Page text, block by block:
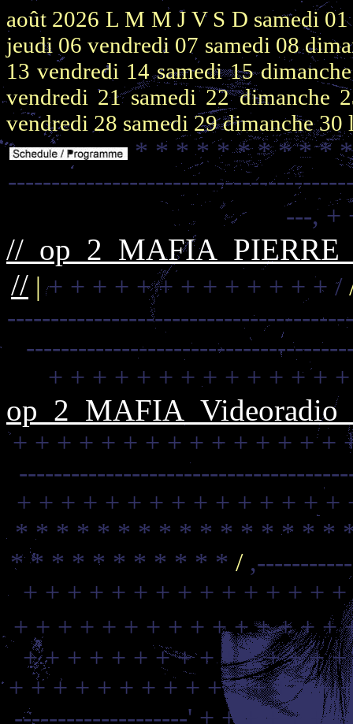
août 2026 L M M J V S D samedi
jeudi 06vendredi 07 samedi 08
13vendredi 14samedi 15
vendredi 21samedi 22dimanche
vendredi 28 samedi 29dimanche 30
* * * * * * * * * *
---, +
//
// |+ + + + + + + + + + + + + /
+ + + + + + + + + + + + +
+ + + + + + + + + + + + + + +
+ + + + + + + + + + + + + +
* * * * * * * * * * * * * * * *
* * * * * * * * * * * /
+ + + + + + + + + + + + + +
+ + + + + + + + + + + + + + +
+ + + + + + + + + + + + + +
+ + + + + + + + + + + + + + +
--------------------' + + + + + +